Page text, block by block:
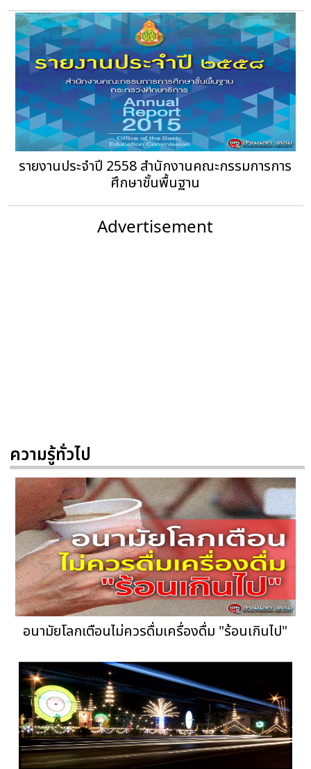
รายงานประจำปี 2558 สำนักงานคณะกรรมการการ
ศึกษาขั้นพื้นฐาน
Advertisement
ความรู้ทั่วไป
อนามัยโลกเตือนไม่ควรดื่มเครื่องดื่ม "ร้อนเกินไป"